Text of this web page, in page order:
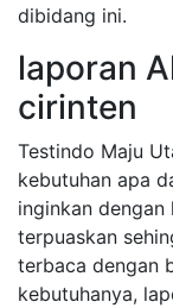
dibidang ini.
laporan
cirinten
Testindo Maju
kebutuhan apa
inginkan
terpuaskan
terbaca dengan
kebutuhanya,